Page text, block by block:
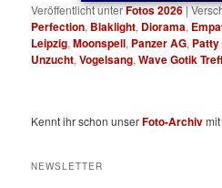
Veröffentlicht unterFotos 2026|
Perfection, Blaklight, Diorama,
Leipzig,Moonspell, Panzer AG,
Unzucht,Vogelsang,Wave Gotik
Kennt ihr schon unserFoto-Archiv
NEWSLETTER